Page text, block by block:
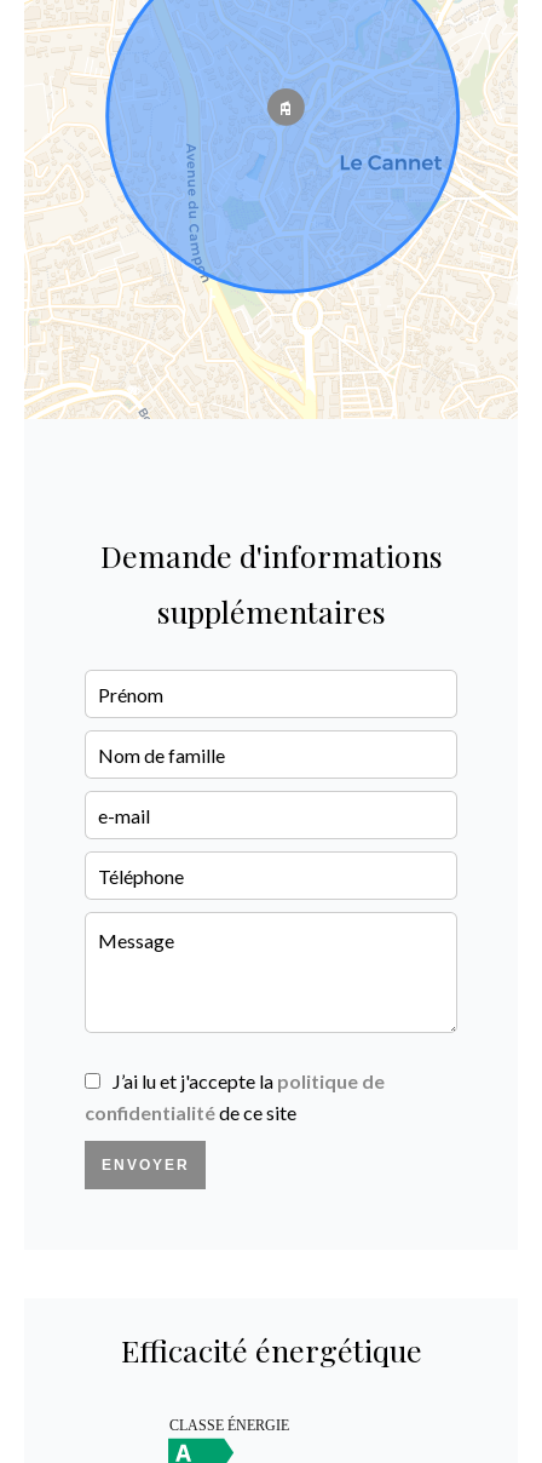
Demande d'informations
supplémentaires
J’ai lu et j'accepte la politique de
confidentialitéde ce site
ENVOYER
Efficacité énergétique